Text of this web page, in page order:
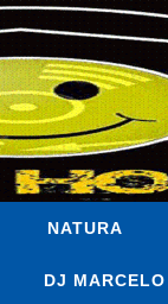
NATURA
DJ